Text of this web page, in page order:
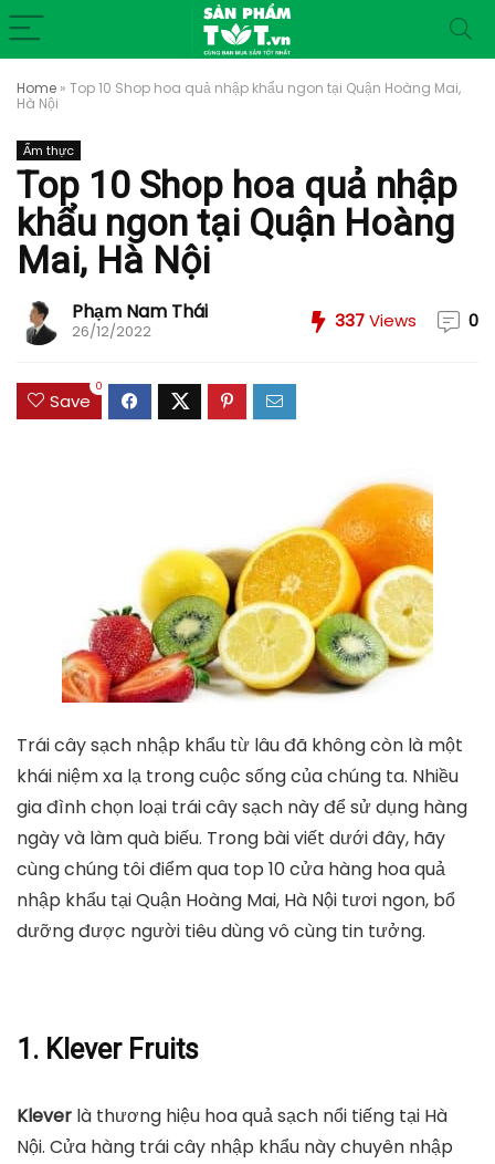
Home » Top 10 Shop hoa quả nhập khẩu ngon tại Quận Hoàng Mai,
Hà Nội
Ẩm thực
Top 10 Shop hoa quả nhập
khẩu ngon tại Quận Hoàng
Mai, Hà Nội
Phạm Nam Thái
26/12/2022 337Views 0
Save
0
Trái cây sạch nhập khẩu từ lâu đã không còn là một
khái niệm xa lạ trong cuộc sống của chúng ta. Nhiều
gia đình chọn loại trái cây sạch này để sử dụng hàng
ngày và làm quà biếu. Trong bài viết dưới đây, hãy
cùng chúng tôi điểm qua top 10 cửa hàng hoa quả
nhập khẩu tại Quận Hoàng Mai, Hà Nội tươi ngon, bổ
dưỡng được người tiêu dùng vô cùng tin tưởng.
1. Klever Fruits
Klever là thương hiệu hoa quả sạch nổi tiếng tại Hà
Nội. Cửa hàng trái cây nhập khẩu này chuyên nhập